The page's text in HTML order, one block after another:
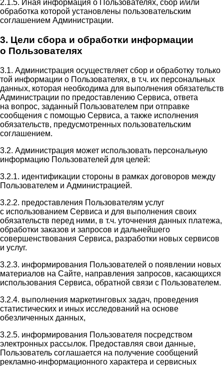
2.1.5. Иная информация о Пользователях, сбор и/или
обработка которой установлены пользовательским
соглашением Администрации.
3. Цели сбора и обработки информации
о Пользователях
3.1. Администрация осуществляет сбор и обработку только
той информации о Пользователях, в т.ч. их персональных
данных, которая необходима для выполнения обязательств
Администрации по предоставлению Сервиса, ответа
на вопрос, заданный Пользователем при отправке
сообщения с помощью Сервиса, а также исполнения
обязательств, предусмотренных пользовательским
соглашением.
3.2. Администрация может использовать персональную
информацию Пользователей для целей:
3.2.1. идентификации стороны в рамках договоров между
Пользователем и Администрацией.
3.2.2. предоставления Пользователям услуг
с использованием Сервиса и для выполнения своих
обязательств перед ними, в т.ч. уточнения данных платежа,
обработки заказов и запросов и дальнейшего
совершенствования Сервиса, разработки новых сервисов
и услуг.
3.2.3. информирования Пользователей о появлении новых
материалов на Сайте, направления запросов, касающихся
использования Сервиса, обратной связи с Пользователем.
3.2.4. выполнения маркетинговых задач, проведения
статистических и иных исследований на основе
обезличенных данных,
3.2.5. информирования Пользователя посредством
электронных рассылок. Предоставляя свои данные,
Пользователь соглашается на получение сообщений
рекламно-информационного характера и сервисных